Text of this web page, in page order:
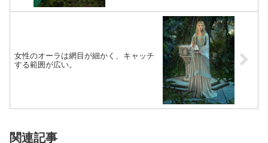
女性のオーラは網目が細かく、キャッチ
する範囲が広い。
関連記事